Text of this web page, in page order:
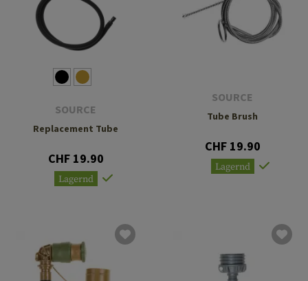
SOURCE
Replacement Tube
CHF 19.90
Lagernd
SOURCE
Tube Brush
CHF 19.90
Lagernd